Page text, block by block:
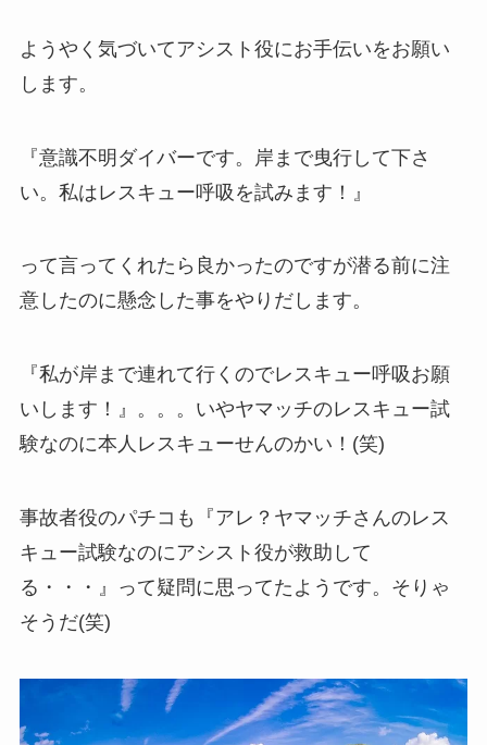
ようやく気づいてアシスト役にお手伝いをお願い
します。
『意識不明ダイバーです。岸まで曳行して下さ
い。私はレスキュー呼吸を試みます！』
って言ってくれたら良かったのですが潜る前に注
意したのに懸念した事をやりだします。
『私が岸まで連れて行くのでレスキュー呼吸お願
いします！』。。。いやヤマッチのレスキュー試
験なのに本人レスキューせんのかい！(笑)
事故者役のパチコも『アレ？ヤマッチさんのレス
キュー試験なのにアシスト役が救助して
る・・・』って疑問に思ってたようです。そりゃ
そうだ(笑)